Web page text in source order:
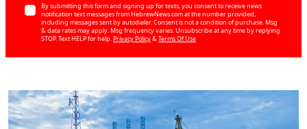
By submitting this form and signing up for texts, you consent to receive news
notification text messages from HebrewNews.com at the number provided,
including messages sent by autodialer. Consent is not a condition of purchase. Msg
& data rates may apply. Msg frequency varies. Unsubscribe at any time by replying
STOP. Text HELP for help. Privacy Policy& Terms Of Use